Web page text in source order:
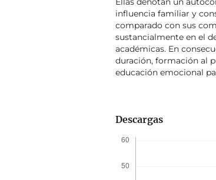
influencia familiar y
comparado con sus
sustancialmente en el
académicas. En
duración, formación al
educación emocional
Descargas